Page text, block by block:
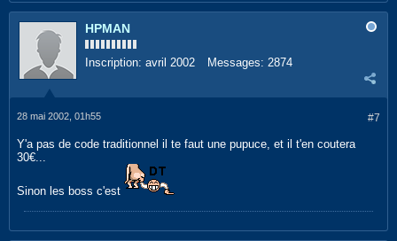
HPMAN
Inscription: avril 2002 Messages: 2874
#7
28 mai 2002, 01h55
Y'a pas de code traditionnel il te faut une pupuce, et il t'en coutera
30€...
Sinon les boss c'est